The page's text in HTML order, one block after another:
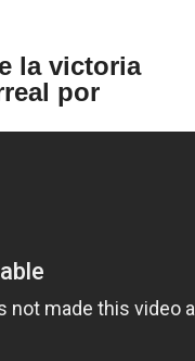
la victoria
por